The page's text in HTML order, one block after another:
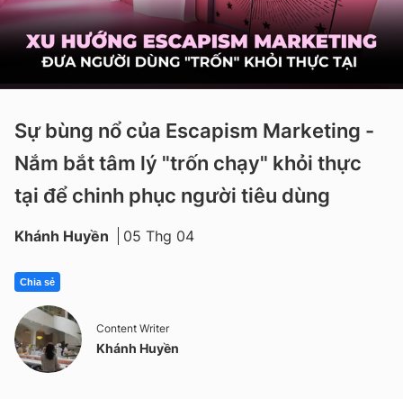
Sự bùng nổ của Escapism Marketing -
Nắm bắt tâm lý "trốn chạy" khỏi thực
tại để chinh phục người tiêu dùng
Khánh Huyền 05 Thg 04
Chia sẻ
Content Writer
Khánh Huyền